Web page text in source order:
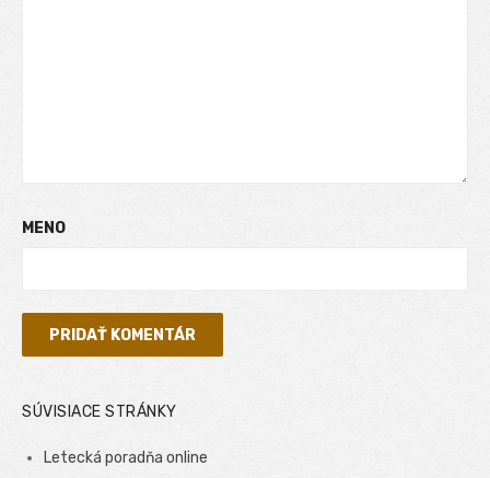
MENO
SÚVISIACE STRÁNKY
Letecká poradňa online